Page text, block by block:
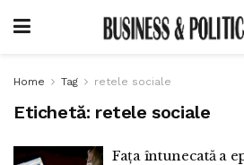
Home Tag retele sociale
Etichetă: retele sociale
Fața întunecată a